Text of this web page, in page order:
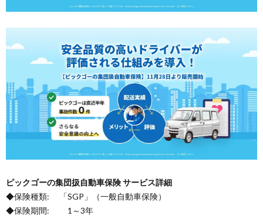
ピックゴーの集団扱自動車保険 サービス詳細
◆保険種類: 「SGP」（一般自動車保険）
◆保険期間: 1～3年